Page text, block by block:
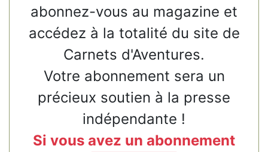
abonnez-vous au magazine et
accédez à la totalité du site de
Carnets d'Aventures.
Votre abonnement sera un
précieux soutien à la presse
indépendante !
Si vous avez un abonnement